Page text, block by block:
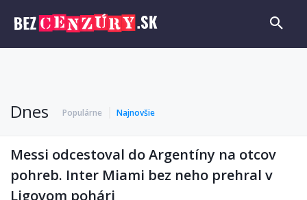
Dnes Populárne Najnovšie
Messi odcestoval do Argentíny na otcov
pohreb. Inter Miami bez neho prehral v
Ligovom pohári